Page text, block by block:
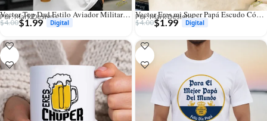
Vector Top Dad Estilo Aviador Militar para Sublimación y Corte
Por: Mark Designs
$4.00$1.99
Vector Eres mi Super Papá Escudo Cómic para Sublimación
Por: Mark Designs
$4.00$1.99